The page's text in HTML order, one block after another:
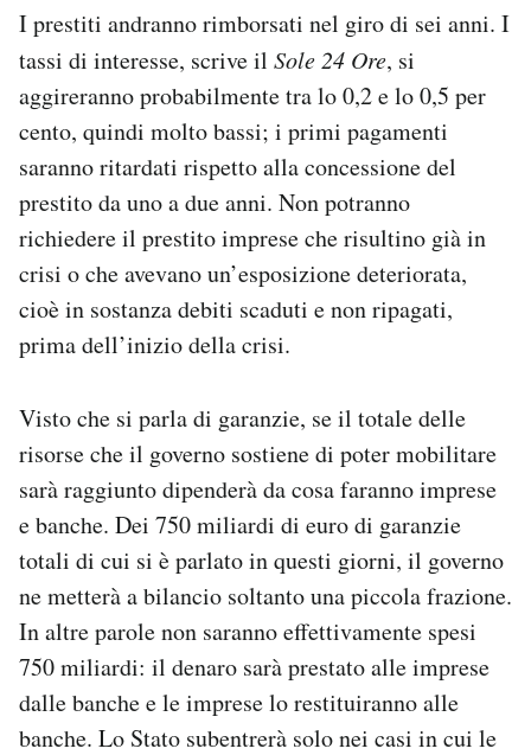
I prestiti andranno rimborsati nel giro di sei anni. I
tassi di interesse, scrive il Sole 24 Ore, si
aggireranno probabilmente tra lo 0,2 e lo 0,5 per
cento, quindi molto bassi; i primi pagamenti
saranno ritardati rispetto alla concessione del
prestito da uno a due anni. Non potranno
richiedere il prestito imprese che risultino già in
crisi o che avevano un’esposizione deteriorata,
cioè in sostanza debiti scaduti e non ripagati,
prima dell’inizio della crisi.
Visto che si parla di garanzie, se il totale delle
risorse che il governo sostiene di poter mobilitare
sarà raggiunto dipenderà da cosa faranno imprese
e banche. Dei 750 miliardi di euro di garanzie
totali di cui si è parlato in questi giorni, il governo
ne metterà a bilancio soltanto una piccola frazione.
In altre parole non saranno effettivamente spesi
750 miliardi: il denaro sarà prestato alle imprese
dalle banche e le imprese lo restituiranno alle
banche. Lo Stato subentrerà solo nei casi in cui le